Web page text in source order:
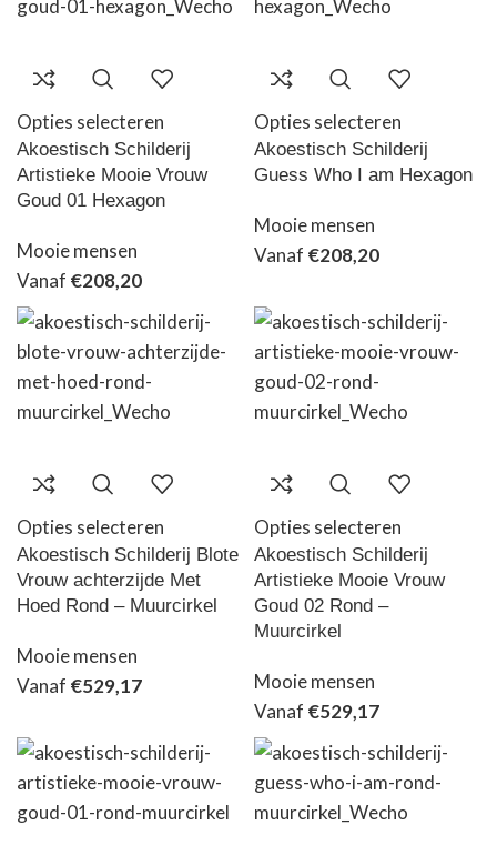
Opties selecteren
Akoestisch Schilderij
Artistieke Mooie Vrouw
Goud 01 Hexagon
Mooie mensen
Vanaf €208,20
Opties selecteren
Akoestisch Schilderij
Guess Who I am Hexagon
Mooie mensen
Vanaf €208,20
Opties selecteren
Akoestisch Schilderij Blote
Vrouw achterzijde Met
Hoed Rond – Muurcirkel
Mooie mensen
Vanaf €529,17
Opties selecteren
Akoestisch Schilderij
Artistieke Mooie Vrouw
Goud 02 Rond –
Muurcirkel
Mooie mensen
Vanaf €529,17